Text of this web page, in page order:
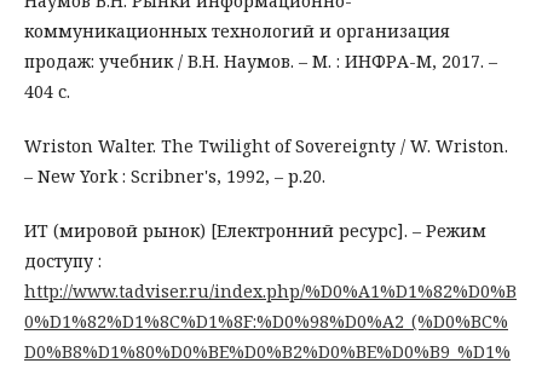
коммуникационных технологий и организация
продаж: учебник / В.Н. Наумов. – М. : ИНФРА-М, 2017. –
404 с.
Wriston Walter. The Twilight of Sovereignty / W. Wriston.
– New York : Scribner's, 1992, – р.20.
ИТ (мировой рынок) [Електронний ресурс]. – Режим
доступу :
http://www.tadviser.ru/index.php/%D0%A1%D1%82%D0%B
0%D1%82%D1%8C%D1%8F:%D0%98%D0%A2_(%D0%BC%
D0%B8%D1%80%D0%BE%D0%B2%D0%BE%D0%B9_%D1%